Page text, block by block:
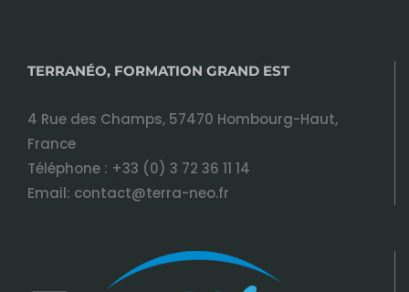
TERRANÉO, FORMATION GRAND EST
4 Rue des Champs, 57470 Hombourg-Haut,
France
Téléphone : +33 (0) 3 72 36 11 14
Email: contact@terra-neo.fr